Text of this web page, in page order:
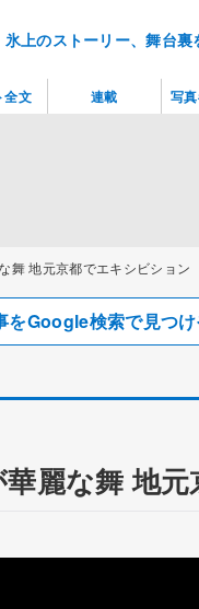
氷上のストーリー、舞台
舞 地元京都でエキシビション
Google検索で見つ
麗な舞 地
全文 連載 写